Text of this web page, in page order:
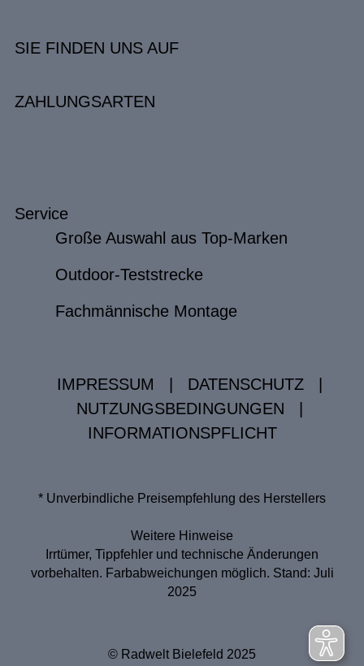
SIE FINDEN UNS AUF
ZAHLUNGSARTEN
Service
Große Auswahl aus Top-Marken
Outdoor-Teststrecke
Fachmännische Montage
IMPRESSUM DATENSCHUTZ
NUTZUNGSBEDINGUNGEN
INFORMATIONSPFLICHT
* Unverbindliche Preisempfehlung des Herstellers
Weitere Hinweise
Irrtümer, Tippfehler und technische Änderungen
vorbehalten. Farbabweichungen möglich. Stand: Juli
2025
© Radwelt Bielefeld 2025